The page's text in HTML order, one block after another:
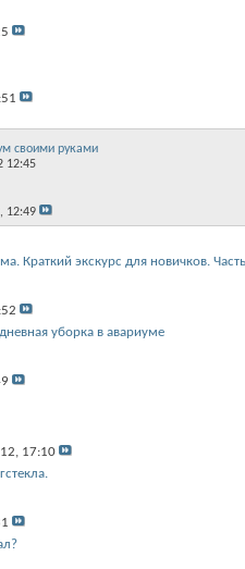
своими руками
12:45
12:49
Краткий экскурс для новичков.
уборка в авариуме
17:10